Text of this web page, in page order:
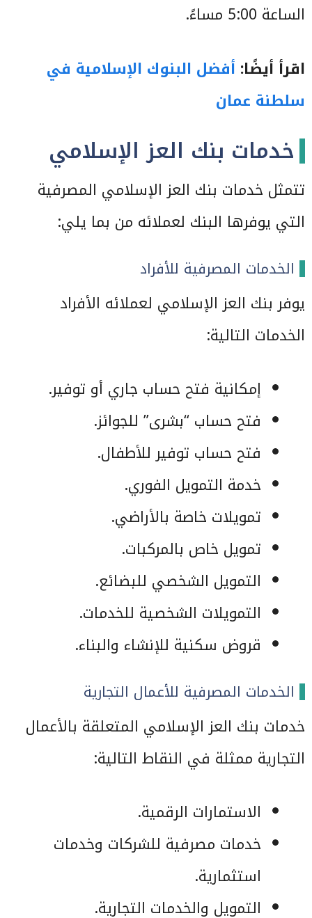
الساعة 5:00 مساءً.
اقرأ أيضًا: أفضل البنوك الإسلامية في
سلطنة عمان
خدمات بنك العز الإسلامي
تتمثل خدمات بنك العز الإسلامي المصرفية
التي يوفرها البنك لعملائه من بما يلي:
الخدمات المصرفية للأفراد
يوفر بنك العز الإسلامي لعملائه الأفراد
الخدمات التالية:
إمكانية فتح حساب جاري أو توفير.
فتح حساب “بشرى” للجوائز.
فتح حساب توفير للأطفال.
خدمة التمويل الفوري.
تمويلات خاصة بالأراضي.
تمويل خاص بالمركبات.
التمويل الشخصي للبضائع.
التمويلات الشخصية للخدمات.
قروض سكنية للإنشاء والبناء.
الخدمات المصرفية للأعمال التجارية
خدمات بنك العز الإسلامي المتعلقة بالأعمال
التجارية ممثلة في النقاط التالية:
الاستمارات الرقمية.
خدمات مصرفية للشركات وخدمات
استثمارية.
التمويل والخدمات التجارية.